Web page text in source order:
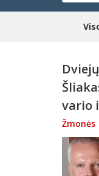
vario
Žmonės